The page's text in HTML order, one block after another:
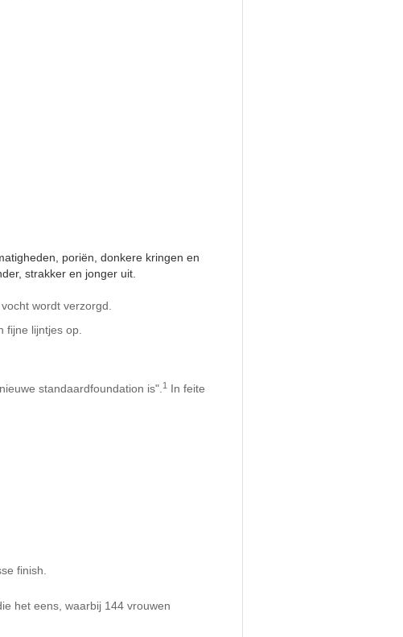
poriën, donkere kringen en
strakker en jonger uit.
wordt verzorgd.
fijne lijntjes op.
standaardfoundation is". 1In feite
finish.
het eens, waarbij 144 vrouwen